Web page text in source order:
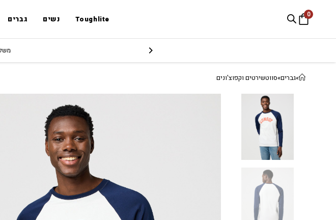
0
Toughlite נשים גברים
משלוחים חינם
»גברים»סווטשירטים וקפוצ'ונים